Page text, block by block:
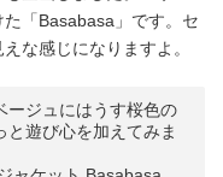
「Basabasa」です。セ
な感じになりますよ。
ージュにはうす桜色の
と遊び心を加えてみま